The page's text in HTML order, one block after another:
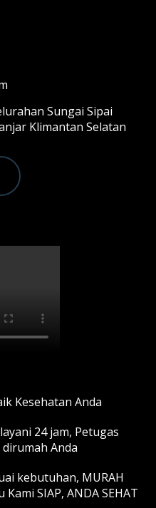
Sungai Sipai
Klimantan Selatan
Kesehatan Anda
24 jam, Petugas
Anda
kebutuhan, MURAH
SIAP, ANDA SEHAT